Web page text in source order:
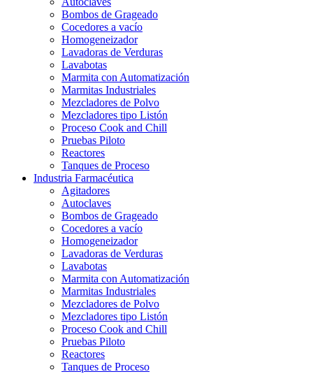
Bombos de Grageado
Cocedores a vacío
Homogeneizador
Lavadoras de Verduras
Lavabotas
Marmita con Automatización
Marmitas Industriales
Mezcladores de Polvo
Mezcladores tipo Listón
Proceso Cook and Chill
Pruebas Piloto
Reactores
Tanques de Proceso
Industria Farmacéutica
Agitadores
Autoclaves
Bombos de Grageado
Cocedores a vacío
Homogeneizador
Lavadoras de Verduras
Lavabotas
Marmita con Automatización
Marmitas Industriales
Mezcladores de Polvo
Mezcladores tipo Listón
Proceso Cook and Chill
Pruebas Piloto
Reactores
Tanques de Proceso